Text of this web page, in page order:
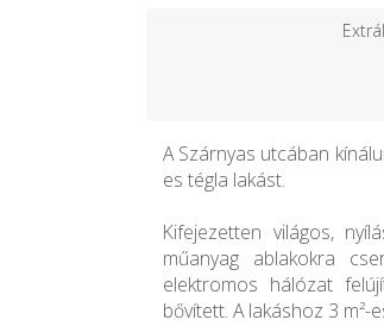
A Szárnyas utcában
es tégla lakást.
Kifejezetten világos,
műanyag ablakokra
elektromos hálózat
bővített. A lakáshoz 3